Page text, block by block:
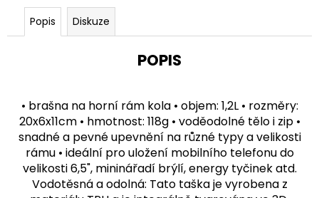
Popis Diskuze
POPIS
• brašna na horní rám kola • objem: 1,2L • rozměry:
20x6x11cm • hmotnost: 118g • voděodolné tělo i zip •
snadné a pevné upevnění na různé typy a velikosti
rámu • ideální pro uložení mobilního telefonu do
velikosti 6,5", mininářadí brýlí, energy tyčinek atd.
Vodotěsná a odolná: Tato taška je vyrobena z